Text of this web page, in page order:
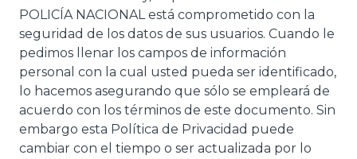
POLICÍA NACIONAL está comprometido con la
seguridad de los datos de sus usuarios. Cuando le
pedimos llenar los campos de información
personal con la cual usted pueda ser identificado,
lo hacemos asegurando que sólo se empleará de
acuerdo con los términos de este documento. Sin
embargo esta Política de Privacidad puede
cambiar con el tiempo o ser actualizada por lo